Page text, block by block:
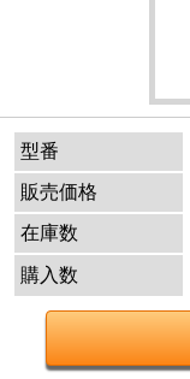
型番
販売価格
在庫数
購入数